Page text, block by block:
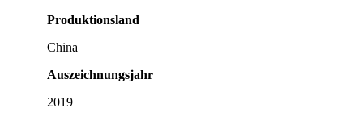
Produktionsland
China
Auszeichnungsjahr
2019